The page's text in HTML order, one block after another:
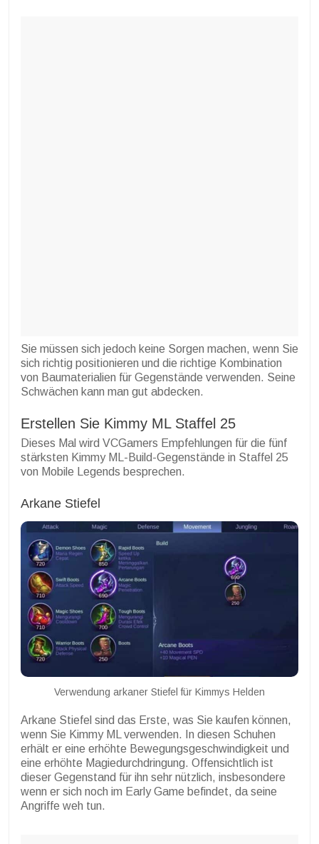
Sie müssen sich jedoch keine Sorgen machen, wenn Sie
sich richtig positionieren und die richtige Kombination
von Baumaterialien für Gegenstände verwenden. Seine
Schwächen kann man gut abdecken.
Erstellen Sie Kimmy ML Staffel 25
Dieses Mal wird VCGamers Empfehlungen für die fünf
stärksten Kimmy ML-Build-Gegenstände in Staffel 25
von Mobile Legends besprechen.
Arkane Stiefel
Verwendung arkaner Stiefel für Kimmys Helden
Arkane Stiefel sind das Erste, was Sie kaufen können,
wenn Sie Kimmy ML verwenden. In diesen Schuhen
erhält er eine erhöhte Bewegungsgeschwindigkeit und
eine erhöhte Magiedurchdringung. Offensichtlich ist
dieser Gegenstand für ihn sehr nützlich, insbesondere
wenn er sich noch im Early Game befindet, da seine
Angriffe weh tun.